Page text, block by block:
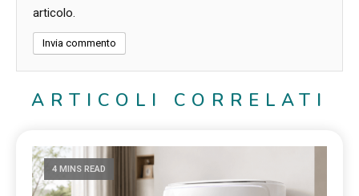
articolo.
ARTICOLI CORRELATI
4 MINS READ